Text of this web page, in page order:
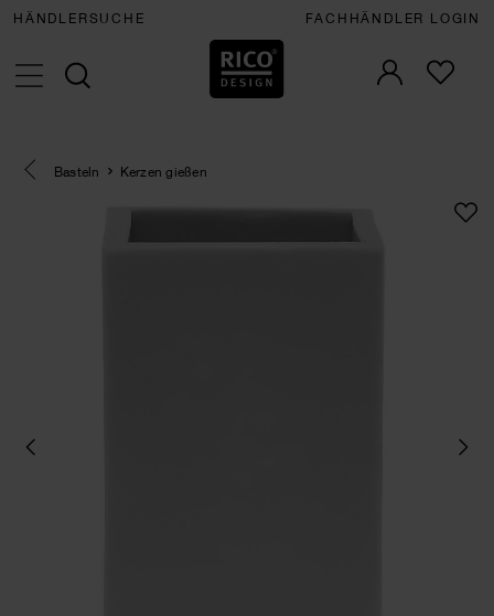
HÄNDLERSUCHE FACHHÄNDLER LOGIN
Eine Kategorie zurück navigieren
Basteln Kerzen gießen